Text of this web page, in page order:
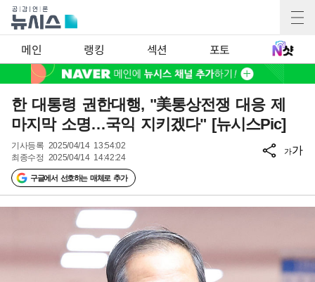
메인 랭킹 섹션 포토
한 대통령 권한대행, "美통상전쟁 대응 제
마지막 소명…국익 지키겠다" [뉴시스Pic]
기사등록 2025/04/14 13:54:02
최종수정 2025/04/14 14:42:24
구글에서 선호하는 매체로 추가
가가